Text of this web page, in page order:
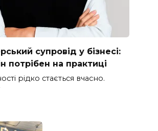
супровід у бізнесі:
потрібен на практиці
рідко стається вчасно.